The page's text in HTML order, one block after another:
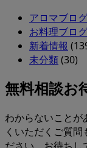
アロマブログ
お料理ブログ
新着情報
未分類(30)
無料相談お
わからないことが
くいただくご質